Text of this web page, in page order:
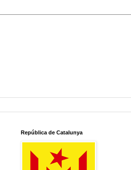
República de Catalunya